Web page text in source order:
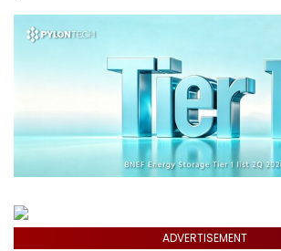
ADVERTISEMENT